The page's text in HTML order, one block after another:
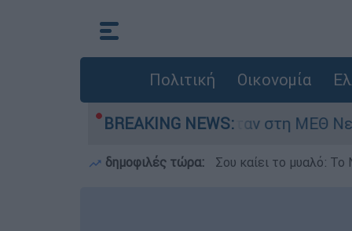
Πολιτική Οικονομία
BREAKING NEWS:
- Νοσηλευόταν στη ΜΕΘ Νεογνών
δημοφιλές τώρα: Σου καίει το μυαλό: